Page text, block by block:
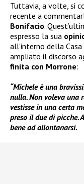
Tuttavia, a volte, si
recente a
Bonifacio.
espresso la sua
all’interno della
ampliato il discorso
finita con Morrone:
“Michele è una
nulla. Non voleva una
vestisse in una certa
preso il due di picche.
bene ad allontanarsi.